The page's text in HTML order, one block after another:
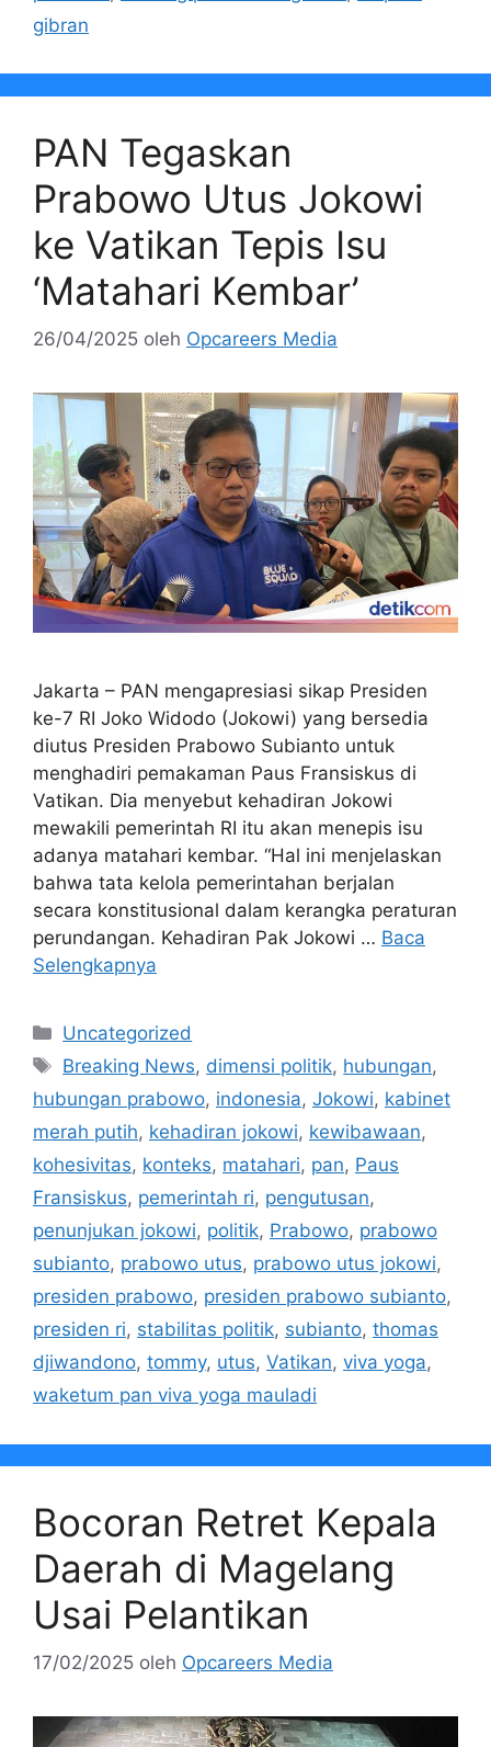
gibran
PAN Tegaskan
Prabowo Utus Jokowi
ke Vatikan Tepis Isu
‘Matahari Kembar’
26/04/2025 oleh Opcareers Media
Jakarta – PAN mengapresiasi sikap Presiden
ke-7 RI Joko Widodo (Jokowi) yang bersedia
diutus Presiden Prabowo Subianto untuk
menghadiri pemakaman Paus Fransiskus di
Vatikan. Dia menyebut kehadiran Jokowi
mewakili pemerintah RI itu akan menepis isu
adanya matahari kembar. “Hal ini menjelaskan
bahwa tata kelola pemerintahan berjalan
secara konstitusional dalam kerangka peraturan
perundangan. Kehadiran Pak Jokowi … Baca
Selengkapnya
Kategori
Uncategorized
Tag
Breaking News, dimensi politik, hubungan,
hubungan prabowo, indonesia, Jokowi, kabinet
merah putih, kehadiran jokowi, kewibawaan,
kohesivitas, konteks, matahari, pan, Paus
Fransiskus, pemerintah ri, pengutusan,
penunjukan jokowi, politik, Prabowo, prabowo
subianto, prabowo utus, prabowo utus jokowi,
presiden prabowo, presiden prabowo subianto,
presiden ri, stabilitas politik, subianto, thomas
djiwandono, tommy, utus, Vatikan, viva yoga,
waketum pan viva yoga mauladi
Bocoran Retret Kepala
Daerah di Magelang
Usai Pelantikan
17/02/2025 oleh Opcareers Media